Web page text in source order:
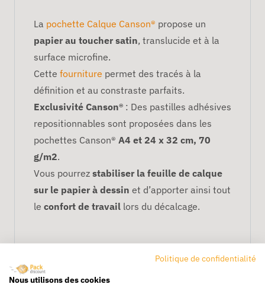
La pochette Calque Canson® propose un
papier au toucher satin, translucide et à la
surface microfine.
Cette fourniture permet des tracés à la
définition et au constraste parfaits.
Exclusivité Canson® : Des pastilles adhésives
repositionnables sont proposées dans les
pochettes Canson® A4 et 24 x 32 cm, 70
g/m2.
Vous pourrez stabiliser la feuille de calque
sur le papier à dessin et d’apporter ainsi tout
le confort de travail lors du décalcage.
Politique de confidentialité
Nous utilisons des cookies